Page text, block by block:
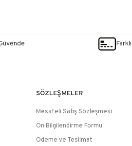
SÖZLEŞMELER
Mesafeli Satış Sözleşmesi
Ön Bilgilendirme Formu
Ödeme ve Teslimat